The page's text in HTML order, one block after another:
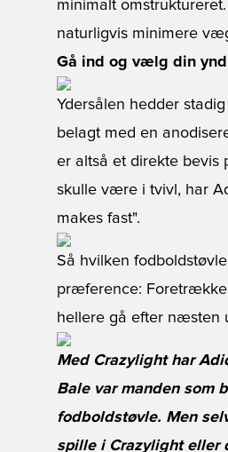
minimalt
naturligvis minimere
Gå ind og vælg din
Ydersålen hedder
belagt med en
er altså et direkte bevis
skulle være i tvivl, har
makes fast".
Så hvilken
præference:
hellere gå efter næsten
Med Crazylight har
Bale var manden
fodboldstøvle. Men
spille i Crazylight eller